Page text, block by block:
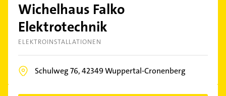
Wichelhaus Falko
Elektrotechnik
ELEKTROINSTALLATIONEN
Schulweg 76,42349Wuppertal-Cronenberg